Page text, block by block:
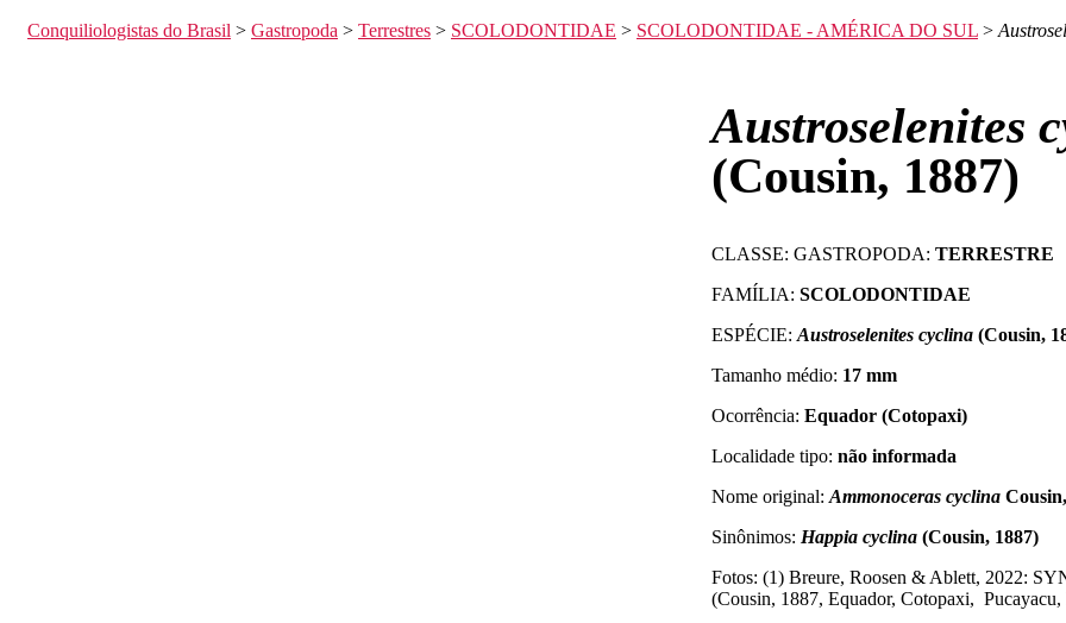
Conquiliologistas do Brasil > Gastropoda > Terrestres > SCOLODONTIDAE > SCOLODONTIDAE - AMÉRICA DO SUL >
Austroselenites
(Cousin, 1887)
CLASSE: GASTROPODA: TERRESTRE
FAMÍLIA: SCOLODONTIDAE
ESPÉCIE: Austroselenites cyclina (Cousin,
Tamanho médio: 17 mm
Ocorrência: Equador (Cotopaxi)
Localidade tipo: não informada
Nome original: Ammonoceras cyclina
Sinônimos: Happia cyclina (Cousin, 1887)
Fotos: (1) Breure, Roosen & Ablett, 2022:
(Cousin, 1887, Equador, Cotopaxi,